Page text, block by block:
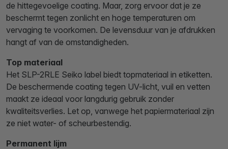
de hittegevoelige coating. Maar, zorg ervoor dat je ze
beschermt tegen zonlicht en hoge temperaturen om
vervaging te voorkomen. De levensduur van je afdrukken
hangt af van de omstandigheden.
Top materiaal
Het SLP-2RLE Seiko label biedt topmateriaal in etiketten.
De beschermende coating tegen UV-licht, vuil en vetten
maakt ze ideaal voor langdurig gebruik zonder
kwaliteitsverlies. Let op, vanwege het papiermateriaal zijn
ze niet water- of scheurbestendig.
Permanent lijm